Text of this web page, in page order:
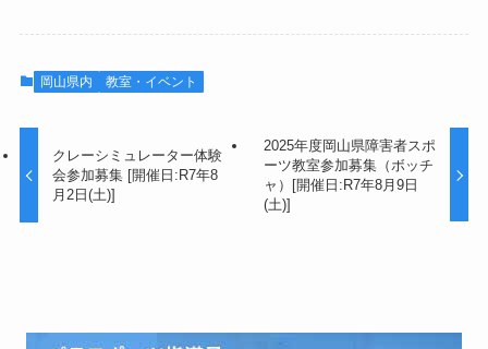
岡山県内 教室・イベント
クレーシミュレーター体験
会参加募集 [開催日:R7年8
月2日(土)]
2025年度岡山県障害者スポ
ーツ教室参加募集（ボッチ
ャ）[開催日:R7年8月9日
(土)]